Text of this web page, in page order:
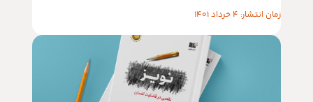
زمان انتشار: 4 خرداد 1401